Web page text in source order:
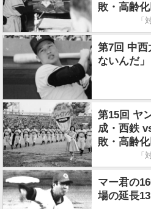
敗・高齢
「
第7回 中西
ないんだ」
第15回 ヤ
成・西鉄
敗・高齢
「
マー君の
場の延長13